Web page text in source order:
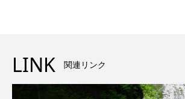
LINK 関連リンク